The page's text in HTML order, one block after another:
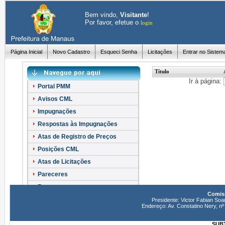
Bem vindo, Visitante!
Por favor, efetue o login
Página Inicial Novo Cadastro Esqueci Senha Licitações Entrar no
Portal PMM
Avisos CML
Impugnações
Respostas às Impugnações
Atas de Registro de Preços
Posições CML
Atas de Licitações
Pareceres
Recursos
Título
Ir à página:
Presidente: Victor Fabian
Endereço: Av. Constatino Nery,